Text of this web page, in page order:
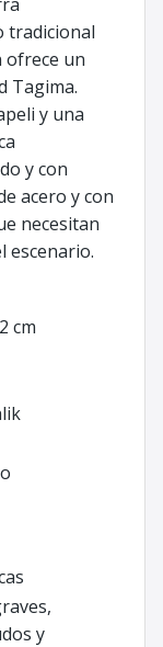
tradicional
un
Tagima.
y una
y con
acero y con
necesitan
escenario.
cm
y